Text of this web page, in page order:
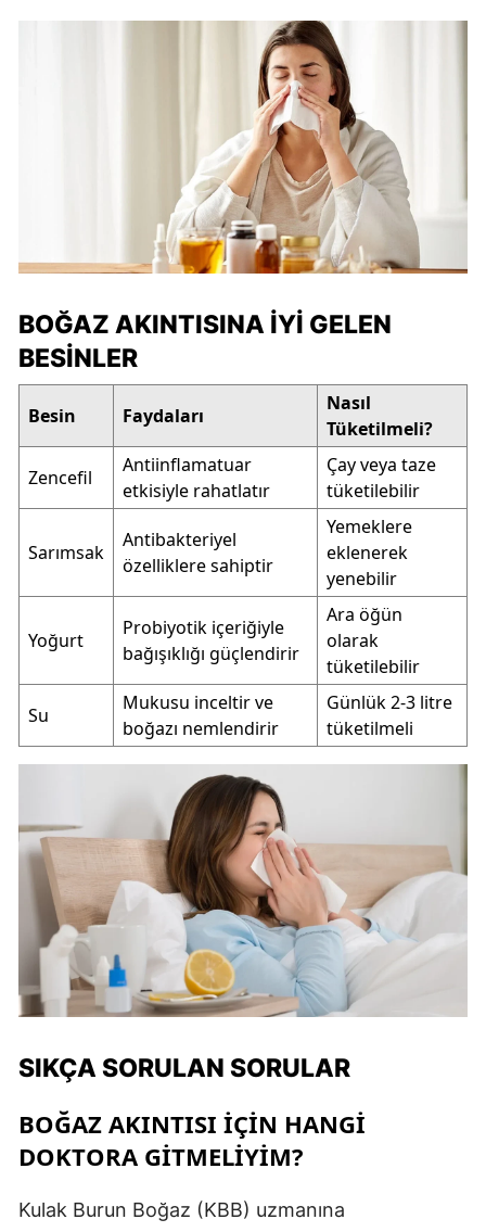
BOĞAZ AKINTISINA İYI GELEN
BESINLER
Besin Faydaları
Nasıl
Tüketilmeli?
Zencefil
Antiinflamatuar
etkisiyle rahatlatır
Çay veya taze
tüketilebilir
Sarımsak
Antibakteriyel
özelliklere sahiptir
Yemeklere
eklenerek
yenebilir
Yoğurt
Probiyotik içeriğiyle
bağışıklığı güçlendirir
Ara öğün
olarak
tüketilebilir
Su
Mukusu inceltir ve
boğazı nemlendirir
Günlük 2-3 litre
tüketilmeli
SIKÇA SORULAN SORULAR
BOĞAZ AKINTISI IÇIN HANGI
DOKTORA GITMELIYIM?
Kulak Burun Boğaz (KBB) uzmanına